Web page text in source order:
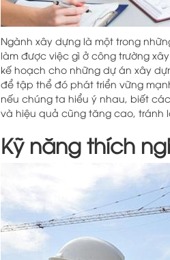
Ngành xây dựng là một trong
làm được việc gì ở công trường
kế hoạch cho những dự án xây
để tập thể đó phát triển vững
nếu chúng ta hiểu ý nhau, biết
và hiệu quả cũng tăng cao, tránh
Kỹ năng thích